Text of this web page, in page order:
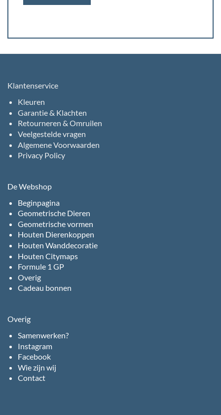
Klantenservice
Kleuren
Garantie & Klachten
Retourneren & Omruilen
Veelgestelde vragen
Algemene Voorwaarden
Privacy Policy
De Webshop
Beginpagina
Geometrische Dieren
Geometrische vormen
Houten Dierenkoppen
Houten Wanddecoratie
Houten Citymaps
Formule 1 GP
Overig
Cadeau bonnen
Overig
Samenwerken?
Instagram
Facebook
Wie zijn wij
Contact